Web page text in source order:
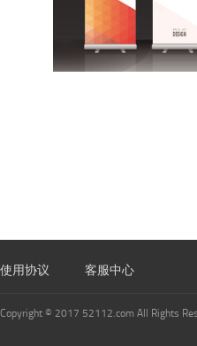
使用协议 客服中心
Copyright © 2017 52112.com All Rights